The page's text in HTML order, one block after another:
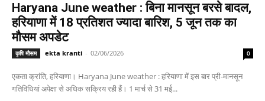
Haryana June weather : बिना मानसून बरसे बादल,
हरियाणा में 18 प्रतिशत ज्यादा बारिश, 5 जून तक का
मौसम अपडेट
कृषि मौसम ekta kranti - 02/06/2026 0
एकता क्रांति, हरियाणा। Haryana June weather : हरियाणा में इस बार प्री-मानसून
गतिविधियां अपेक्षा से अधिक सक्रिय रही हैं। 1 मार्च से 31 मई...